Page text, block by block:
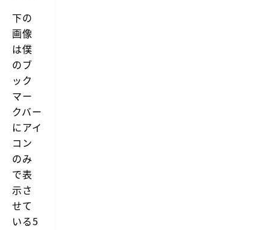
下の
画像
は僕
のブ
ック
マー
クバー
にアイ
コン
のみ
で表
示さ
せて
いる5